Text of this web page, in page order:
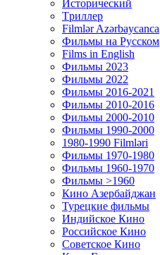
Исторический
Tриллер
Filmlər Azərbaycanca
Фильмы на Русском
Films in English
Фильмы 2023
Фильмы 2022
Фильмы 2016-2021
Фильмы 2010-2016
Фильмы 2000-2010
Фильмы 1990-2000
1980-1990 Filmləri
Фильмы 1970-1980
Фильмы 1960-1970
Фильмы >1960
Кино Азербайджан
Турецкие фильмы
Индийское Кино
Российское Кино
Советское Кино